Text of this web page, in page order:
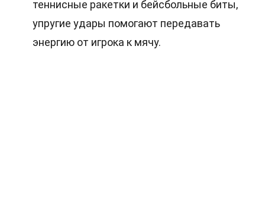
теннисные ракетки и бейсбольные биты,
упругие удары помогают передавать
энергию от игрока к мячу.